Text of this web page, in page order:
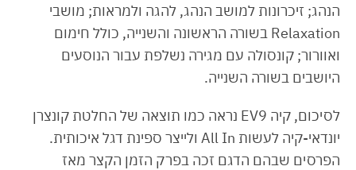
הנהג; זיכרונות למושב הנהג, להגה ולמראות; מושבי
Relaxation בשורה הראשונה והשנייה, כולל חימום
ואוורור; קונסולה עם מגירה נשלפת עבור הנוסעים
היושבים בשורה השנייה.
לסיכום, קיה EV9 נראה כמו תוצאה של החלטת קונצרן
יונדאי-קיה לעשות All In ולייצר ספינת דגל איכותית.
הפרסים שבהם הדגם זכה בפרק הזמן הקצר מאז